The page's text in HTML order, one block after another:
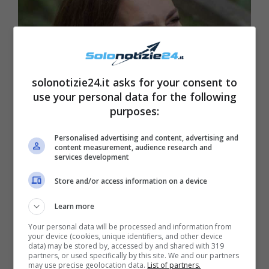
solonotizie24.it asks for your consent to
use your personal data for the following
purposes:
Personalised advertising and content, advertising and
content measurement, audience research and
services development
Store and/or access information on a device
Learn more
Your personal data will be processed and information from
your device (cookies, unique identifiers, and other device
data) may be stored by, accessed by and shared with 319
partners, or used specifically by this site. We and our partners
may use precise geolocation data. List of partners.